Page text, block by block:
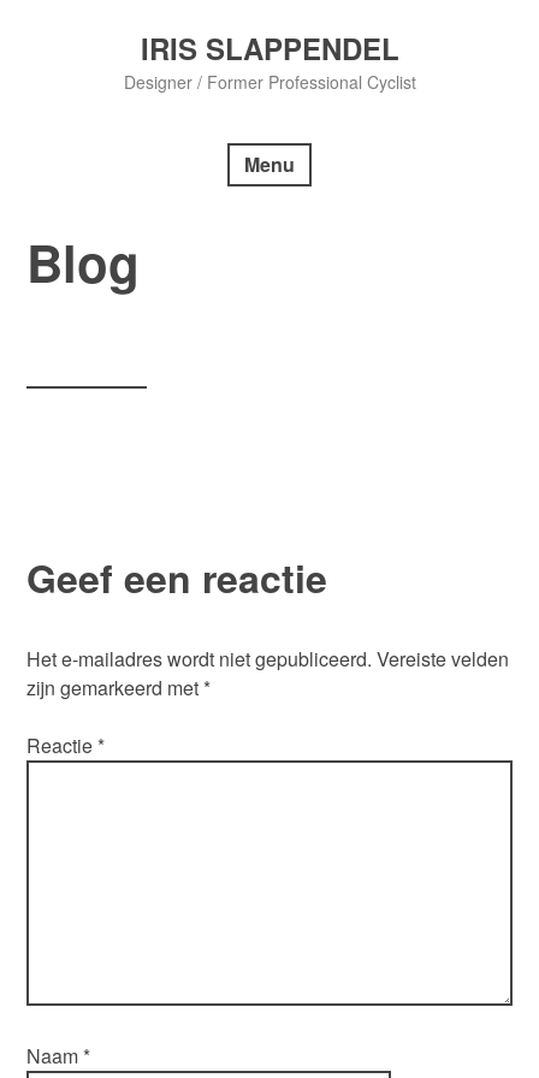
IRIS SLAPPENDEL
Designer / Former Professional Cyclist
Menu
Blog
Geef een reactie
Het e-mailadres wordt niet gepubliceerd. Vereiste velden
zijn gemarkeerd met *
Reactie *
Naam *